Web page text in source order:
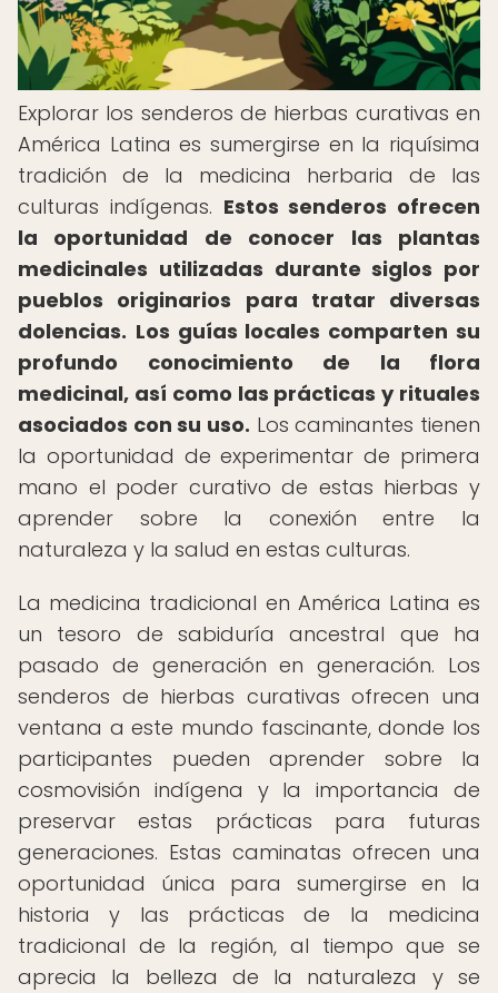
Explorar los senderos de hierbas curativas en
América Latina es sumergirse en la riquísima
tradición de la medicina herbaria de las
culturas indígenas. Estos senderos ofrecen
la oportunidad de conocer las plantas
medicinales utilizadas durante siglos por
pueblos originarios para tratar diversas
dolencias. Los guías locales comparten su
profundo conocimiento de la flora
medicinal, así como las prácticas y rituales
asociados con su uso. Los caminantes tienen
la oportunidad de experimentar de primera
mano el poder curativo de estas hierbas y
aprender sobre la conexión entre la
naturaleza y la salud en estas culturas.
La medicina tradicional en América Latina es
un tesoro de sabiduría ancestral que ha
pasado de generación en generación. Los
senderos de hierbas curativas ofrecen una
ventana a este mundo fascinante, donde los
participantes pueden aprender sobre la
cosmovisión indígena y la importancia de
preservar estas prácticas para futuras
generaciones. Estas caminatas ofrecen una
oportunidad única para sumergirse en la
historia y las prácticas de la medicina
tradicional de la región, al tiempo que se
aprecia la belleza de la naturaleza y se